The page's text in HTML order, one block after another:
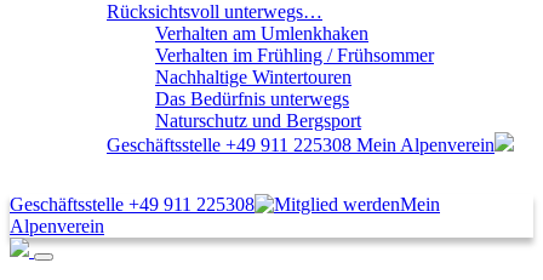
Rücksichtsvoll unterwegs…
Verhalten am Umlenkhaken
Verhalten im Frühling / Frühsommer
Nachhaltige Wintertouren
Das Bedürfnis unterwegs
Naturschutz und Bergsport
Geschäftsstelle +49 911 225308 Mein Alpenverein
Geschäftsstelle +49 911 225308
Mein
Alpenverein